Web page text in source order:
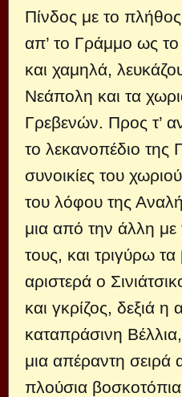
Πίνδος με το
απ’ το Γράμμο ως
και χαμηλά,
Νεάπολη και τα
Γρεβενών. Προς τ’
το λεκανοπέδιο της
συνοικίες του
του λόφου της
μια από την άλλη
τους, και τριγύρω
αριστερά ο
και γκρίζος, δεξιά η
καταπράσινη
μια απέραντη
πλούσια